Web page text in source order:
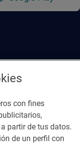
con fines
partir de tus datos.
de un perfil con